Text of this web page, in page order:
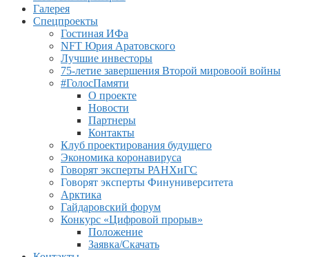
Галерея
Спецпроекты
Гостиная ИФа
NFT Юрия Аратовского
Лучшие инвесторы
75-летие завершения Второй мировоой войны
#ГолосПамяти
О проекте
Новости
Партнеры
Контакты
Клуб проектирования будущего
Экономика коронавируса
Говорят эксперты РАНХиГС
Говорят эксперты Финуниверситета
Арктика
Гайдаровский форум
Конкурс «Цифровой прорыв»
Положение
Заявка/Скачать